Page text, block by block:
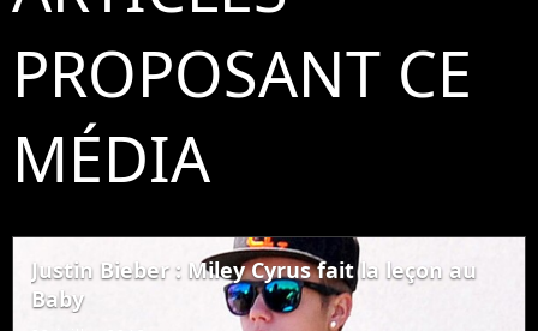
PROPOSANT CE
MÉDIA
Justin Bieber : Miley Cyrus fait la leçon au
Baby